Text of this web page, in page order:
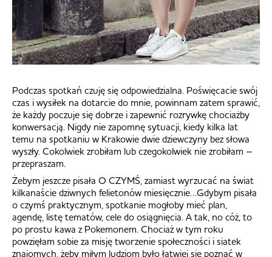
Podczas spotkań czuję się odpowiedzialna. Poświęcacie swój
czas i wysiłek na dotarcie do mnie, powinnam zatem sprawić,
że każdy poczuje się dobrze i zapewnić rozrywkę chociażby
konwersacją. Nigdy nie zapomnę sytuacji, kiedy kilka lat
temu na spotkaniu w Krakowie dwie dziewczyny bez słowa
wyszły. Cokolwiek zrobiłam lub czegokolwiek nie zrobiłam –
przepraszam.
Żebym jeszcze pisała O CZYMŚ, zamiast wyrzucać na świat
kilkanaście dziwnych felietonów miesięcznie…Gdybym pisała
o czymś praktycznym, spotkanie mogłoby mieć plan,
agendę, listę tematów, cele do osiągnięcia. A tak, no cóż, to
po prostu kawa z Pokemonem. Chociaż w tym roku
powzięłam sobie za misję tworzenie społeczności i siatek
znajomych, żeby miłym ludziom było łatwiej się poznać w